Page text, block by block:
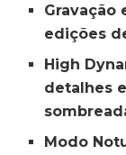
Gravação
edições
High
detalhes
Modo